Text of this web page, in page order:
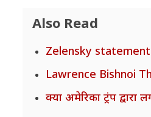
Also Read
Zelensky statement
Lawrence Bishnoi
क्या अमेरिका ट्रंप